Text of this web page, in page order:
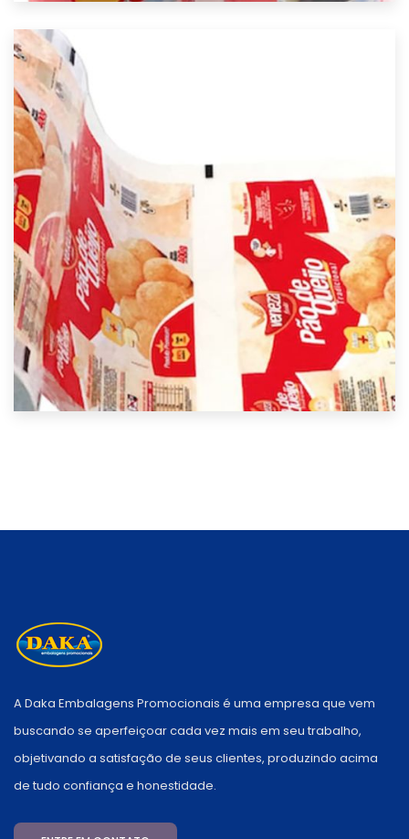
A Daka Embalagens Promocionais é uma empresa que vem
buscando se aperfeiçoar cada vez mais em seu trabalho,
objetivando a satisfação de seus clientes, produzindo acima
de tudo confiança e honestidade.